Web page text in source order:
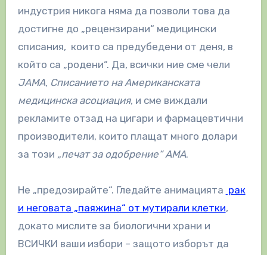
индустрия никога няма да позволи това да
достигне до „рецензирани“ медицински
списания, които са предубедени от деня, в
който са „родени“. Да, всички ние сме чели
JAMA, Списанието на Американската
медицинска асоциация, и сме виждали
рекламите отзад на цигари и фармацевтични
производители, които плащат много долари
за този „печат за одобрение“ АМА.
Не „предозирайте“. Гледайте анимацията рак
и неговата „паяжина“ от мутирали клетки,
докато мислите за биологични храни и
ВСИЧКИ ваши избори – защото изборът да